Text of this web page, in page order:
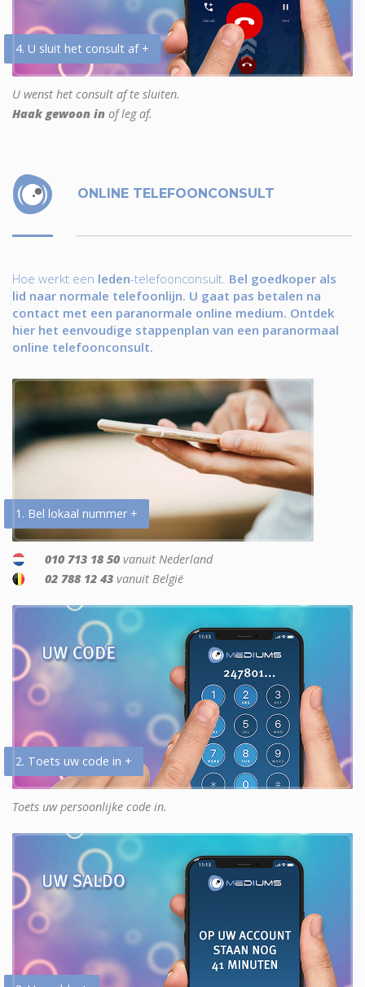
4. U sluit het consult af +
U wenst het consult af te sluiten.
Haak gewoon in of leg af.
ONLINE TELEFOONCONSULT
Hoe werkt een leden-telefoonconsult. Bel goedkoper als
lid naar normale telefoonlijn. U gaat pas betalen na
contact met een paranormale online medium. Ontdek
hier het eenvoudige stappenplan van een paranormaal
online telefoonconsult.
1. Bel lokaal nummer +
010 713 18 50 vanuit Nederland
02 788 12 43 vanuit België
2. Toets uw code in +
Toets uw persoonlijke code in.